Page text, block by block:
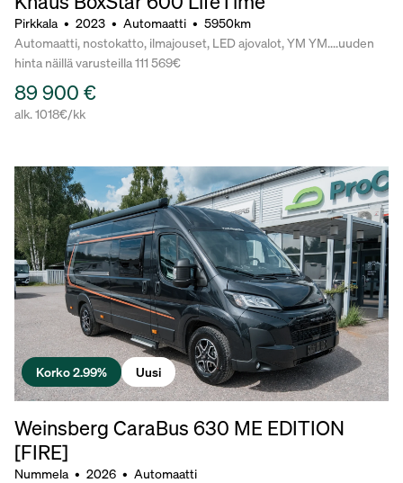
Pirkkala • 2023 • Automaatti • 5950km
Automaatti, nostokatto, ilmajouset, LED ajovalot, YM YM....uuden
hinta näillä varusteilla 111 569€
89 900 €
alk. 1018€/kk
Korko 2.99% Uusi
Weinsberg CaraBus 630 ME EDITION
[FIRE]
Nummela • 2026 • Automaatti